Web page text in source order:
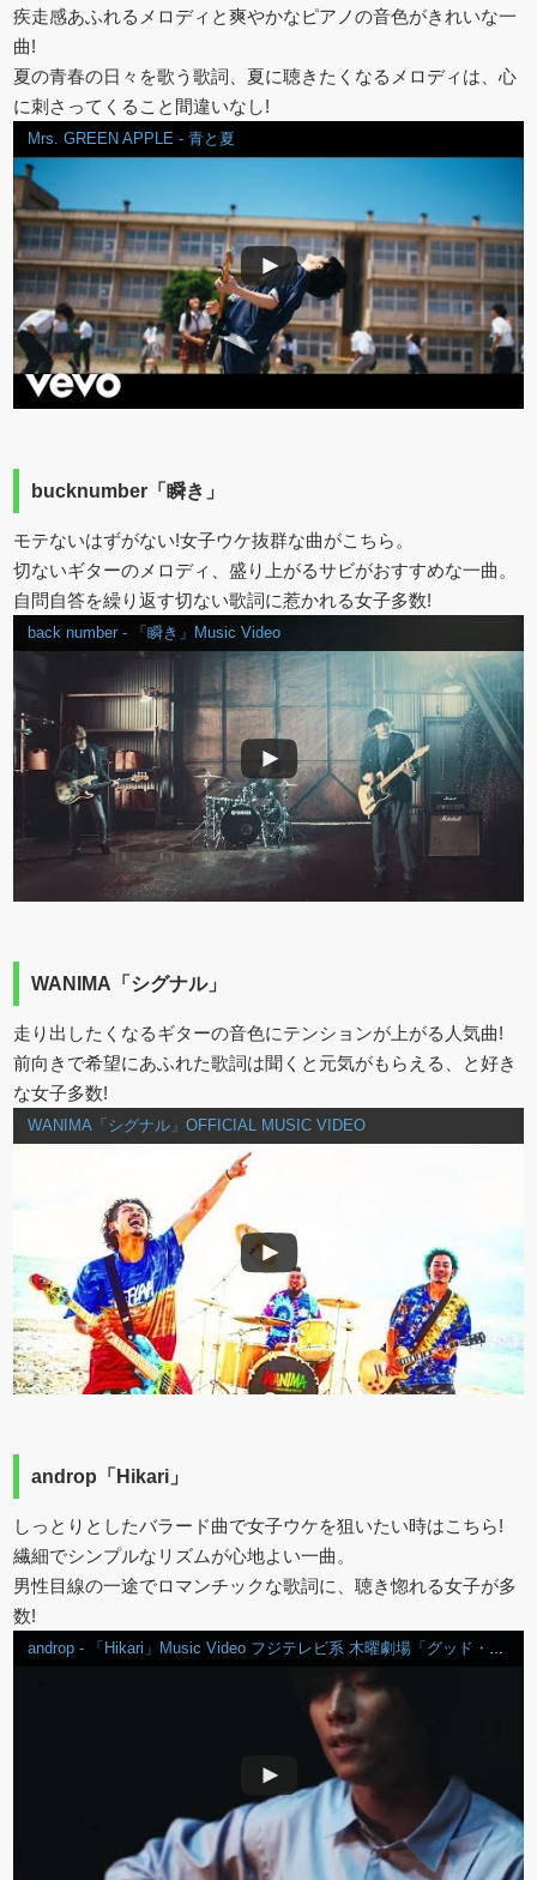
疾走感あふれるメロディと爽やかなピアノの音色がきれいな一
曲!
夏の青春の日々を歌う歌詞、夏に聴きたくなるメロディは、心
に刺さってくること間違いなし!
Mrs. GREEN APPLE - 青と夏
bucknumber「瞬き」
モテないはずがない!女子ウケ抜群な曲がこちら。
切ないギターのメロディ、盛り上がるサビがおすすめな一曲。
自問自答を繰り返す切ない歌詞に惹かれる女子多数!
back number - 「瞬き」Music Video
WANIMA「シグナル」
走り出したくなるギターの音色にテンションが上がる人気曲!
前向きで希望にあふれた歌詞は聞くと元気がもらえる、と好き
な女子多数!
WANIMA「シグナル」OFFICIAL MUSIC VIDEO
androp「Hikari」
しっとりとしたバラード曲で女子ウケを狙いたい時はこちら!
繊細でシンプルなリズムが心地よい一曲。
男性目線の一途でロマンチックな歌詞に、聴き惚れる女子が多
数!
androp - 「Hikari」Music Video フジテレビ系 木曜劇場「グッド・ドクター」主題歌